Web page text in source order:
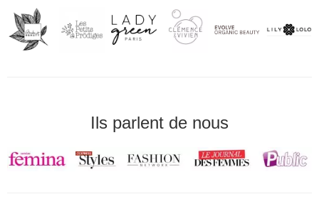
Ils parlent de nous